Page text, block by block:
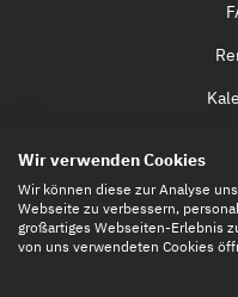
Wir verwenden Cookies
Wir können diese zur Analyse
Webseite zu verbessern,
großartiges Webseiten-Erlebnis
von uns verwendeten Cookies